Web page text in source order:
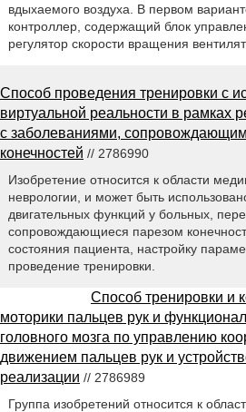
вдыхаемого воздуха. В первом
контроллер, содержащий блок
регулятор скорости вращения
Способ проведения тренировки с
виртуальной реальности в рамках
с заболеваниями,
конечностей // 2786990
Изобретение относится к области
неврологии, и может быть
двигательных функций у больных,
сопровождающиеся парезом
состояния пациента, настройку
проведение тренировки.
Способ тренировки и
моторики пальцев рук и
головного мозга по управлению
движением пальцев рук и
реализации // 2786989
Группа изобретений относится к